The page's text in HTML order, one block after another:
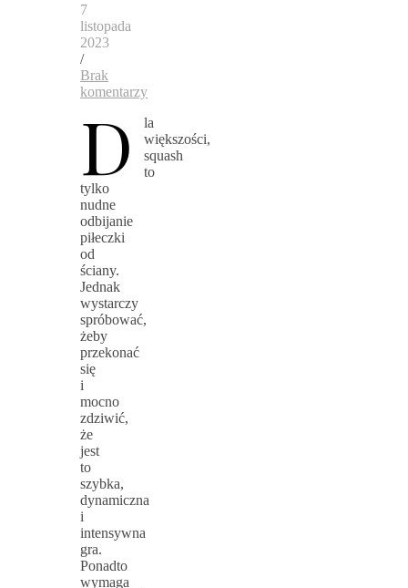
7
listopada
2023
/
Brak
komentarzy
D
la
większości,
squash
to
tylko
nudne
odbijanie
piłeczki
od
ściany.
Jednak
wystarczy
spróbować,
żeby
przekonać
się
i
mocno
zdziwić,
że
jest
to
szybka,
dynamiczna
i
intensywna
gra.
Ponadto
wymaga